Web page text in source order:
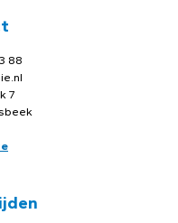
88
7